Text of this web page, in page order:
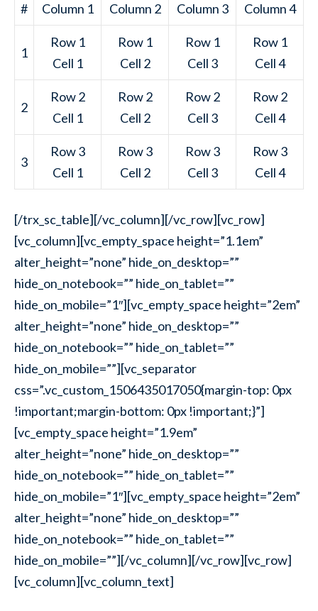
# Column 1 Column 2 Column 3 Column 4
1
Row 1
Cell 1
Row 1
Cell 2
Row 1
Cell 3
Row 1
Cell 4
2
Row 2
Cell 1
Row 2
Cell 2
Row 2
Cell 3
Row 2
Cell 4
3
Row 3
Cell 1
Row 3
Cell 2
Row 3
Cell 3
Row 3
Cell 4
[/trx_sc_table][/vc_column][/vc_row][vc_row]
[vc_column][vc_empty_space height=”1.1em”
alter_height=”none” hide_on_desktop=””
hide_on_notebook=”” hide_on_tablet=””
hide_on_mobile=”1″][vc_empty_space height=”2em”
alter_height=”none” hide_on_desktop=””
hide_on_notebook=”” hide_on_tablet=””
hide_on_mobile=””][vc_separator
css=”.vc_custom_1506435017050{margin-top: 0px
!important;margin-bottom: 0px !important;}”]
[vc_empty_space height=”1.9em”
alter_height=”none” hide_on_desktop=””
hide_on_notebook=”” hide_on_tablet=””
hide_on_mobile=”1″][vc_empty_space height=”2em”
alter_height=”none” hide_on_desktop=””
hide_on_notebook=”” hide_on_tablet=””
hide_on_mobile=””][/vc_column][/vc_row][vc_row]
[vc_column][vc_column_text]